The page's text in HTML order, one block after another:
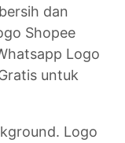
dan
Shopee
Logo
untuk
Logo